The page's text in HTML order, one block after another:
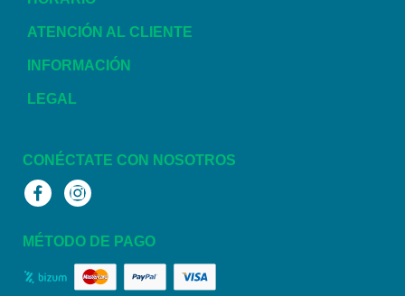
ATENCIÓN AL CLIENTE
INFORMACIÓN
LEGAL
CONÉCTATE CON NOSOTROS
FacebookInstagram
MÉTODO DE PAGO